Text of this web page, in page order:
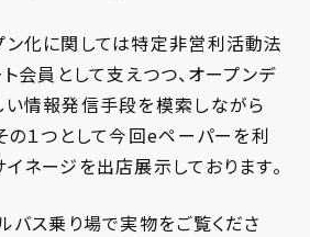
化に関しては特定非営利活動法
会員として支えつつ、オープンデ
い情報発信手段を模索しながら
の１つとして今回eペーパーを利
ネージを出店展示しております。
バス乗り場で実物をご覧くださ